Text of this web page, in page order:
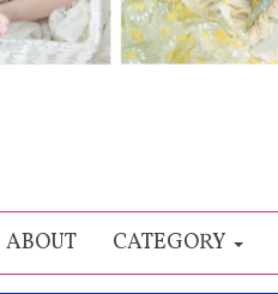
ABOUT CATEGORY